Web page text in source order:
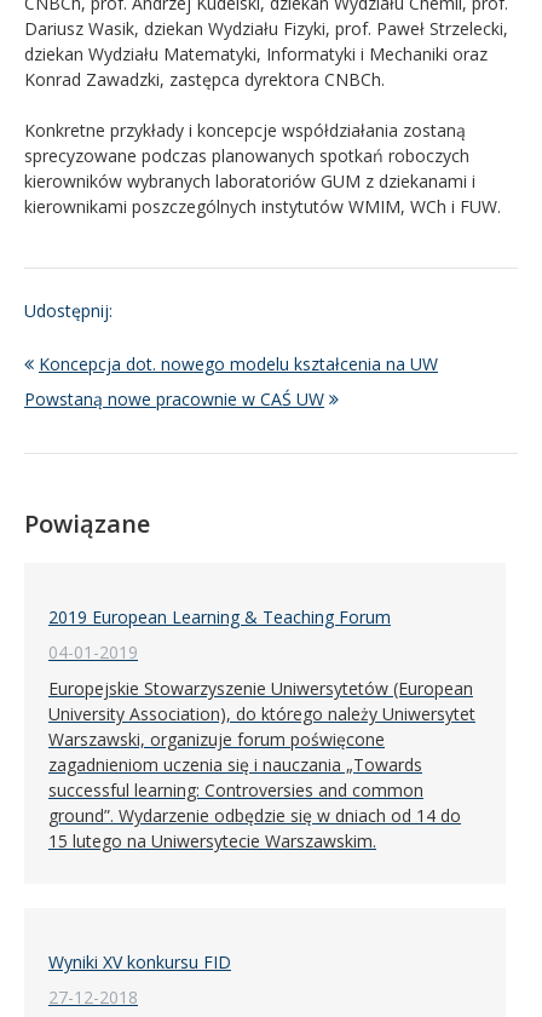
Dariusz Wasik, dziekan Wydziału Fizyki, prof. Paweł Strzelecki,
dziekan Wydziału Matematyki, Informatyki i Mechaniki oraz
Konrad Zawadzki, zastępca dyrektora CNBCh.
Konkretne przykłady i koncepcje współdziałania zostaną
sprecyzowane podczas planowanych spotkań roboczych
kierowników wybranych laboratoriów GUM z dziekanami i
kierownikami poszczególnych instytutów WMIM, WCh i FUW.
Udostępnij:
Koncepcja dot. nowego modelu kształcenia na UW
Powstaną nowe pracownie w CAŚ UW
Powiązane
2019 European Learning & Teaching Forum
04-01-2019
Europejskie Stowarzyszenie Uniwersytetów (European
University Association), do którego należy Uniwersytet
Warszawski, organizuje forum poświęcone
zagadnieniom uczenia się i nauczania „Towards
successful learning: Controversies and common
ground”. Wydarzenie odbędzie się w dniach od 14 do
15 lutego na Uniwersytecie Warszawskim.
Wyniki XV konkursu FID
27-12-2018